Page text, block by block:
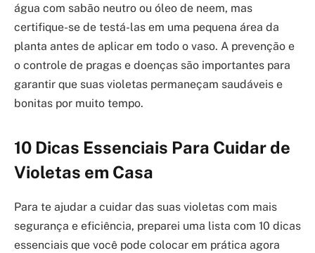
água com sabão neutro ou óleo de neem, mas
certifique-se de testá-las em uma pequena área da
planta antes de aplicar em todo o vaso. A prevenção e
o controle de pragas e doenças são importantes para
garantir que suas violetas permaneçam saudáveis e
bonitas por muito tempo.
10 Dicas Essenciais Para Cuidar de
Violetas em Casa
Para te ajudar a cuidar das suas violetas com mais
segurança e eficiência, preparei uma lista com 10 dicas
essenciais que você pode colocar em prática agora